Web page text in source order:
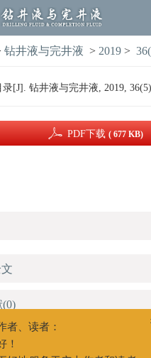
钻井液与完井液 > 2019 >
录[J]. 钻井液与完井液, 2019,
PDF下载 ( 677 KB)
(0)
者、读者：
！